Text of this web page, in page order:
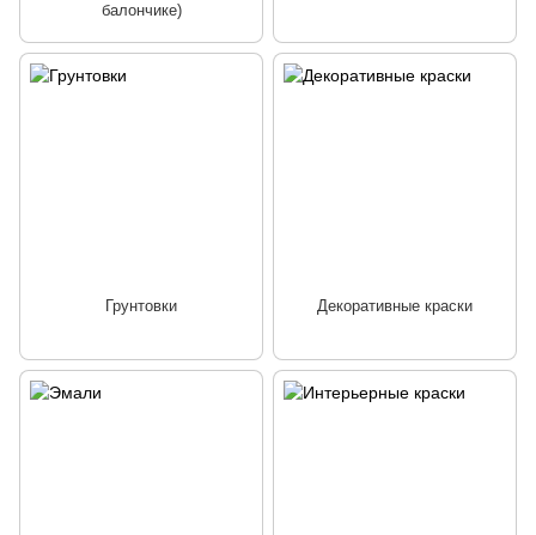
балончике)
Грунтовки Декоративные краски